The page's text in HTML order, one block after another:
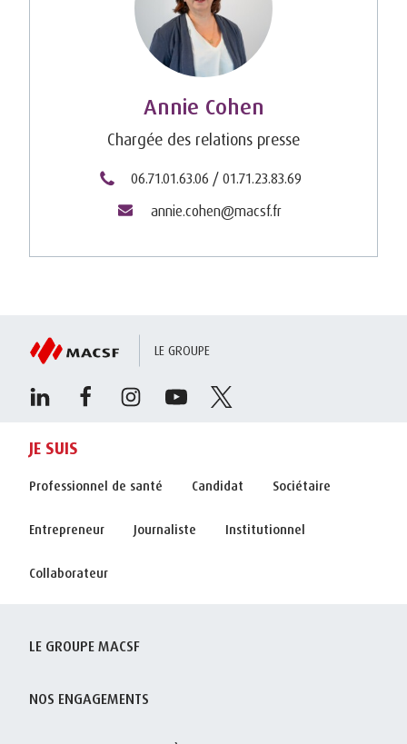
Annie Cohen
Chargée des relations presse
06.71.01.63.06 / 01.71.23.83.69
annie.cohen@macsf.fr
LE GROUPE
JE SUIS
Professionnel de santé Candidat Sociétaire
Entrepreneur Journaliste Institutionnel
Collaborateur
LE GROUPE MACSF
NOS ENGAGEMENTS